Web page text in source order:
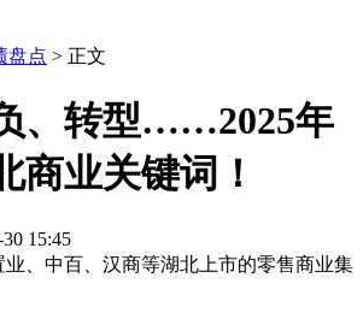
盘点 > 正文
、转型……2025年
商业关键词！
15:45
业、中百、汉商等湖北上市的零售商业集